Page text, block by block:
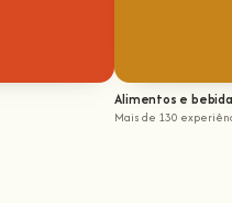
Alimentos e
Mais de 130